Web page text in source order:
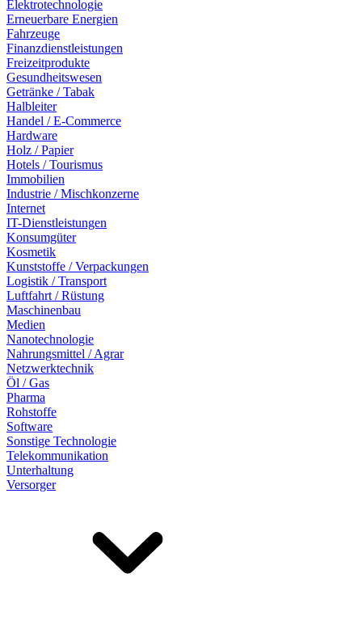
Elektrotechnologie
Erneuerbare Energien
Fahrzeuge
Finanzdienstleistungen
Freizeitprodukte
Gesundheitswesen
Getränke / Tabak
Halbleiter
Handel / E-Commerce
Hardware
Holz / Papier
Hotels / Tourismus
Immobilien
Industrie / Mischkonzerne
Internet
IT-Dienstleistungen
Konsumgüter
Kosmetik
Kunststoffe / Verpackungen
Logistik / Transport
Luftfahrt / Rüstung
Maschinenbau
Medien
Nanotechnologie
Nahrungsmittel / Agrar
Netzwerktechnik
Öl / Gas
Pharma
Rohstoffe
Software
Sonstige Technologie
Telekommunikation
Unterhaltung
Versorger